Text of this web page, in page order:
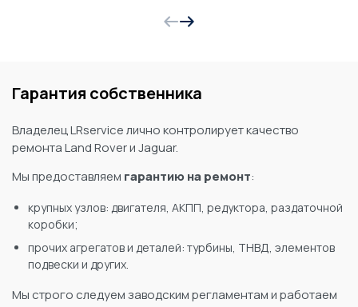
Гарантия собственника
Владелец LRservice лично контролирует качество
ремонта Land Rover и Jaguar.
Мы предоставляем гарантию на ремонт:
крупных узлов: двигателя, АКПП, редуктора, раздаточной
коробки;
прочих агрегатов и деталей: турбины, ТНВД, элементов
подвески и других.
Мы строго следуем заводским регламентам и работаем